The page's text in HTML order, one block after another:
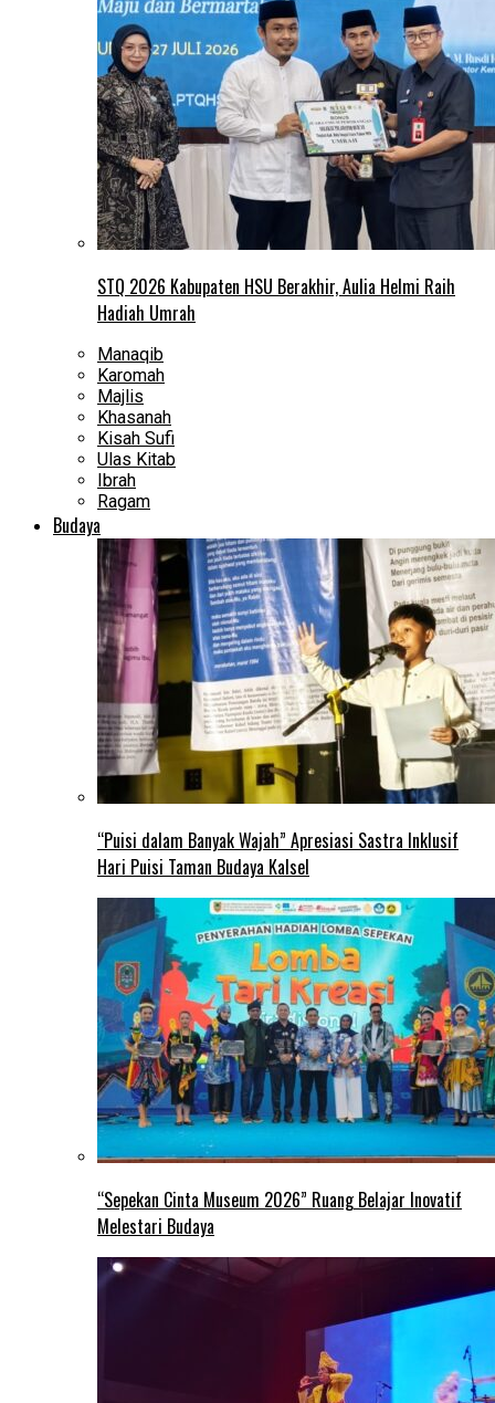
STQ 2026 Kabupaten HSU Berakhir, Aulia Helmi Raih
Hadiah Umrah
Manaqib
Karomah
Majlis
Khasanah
Kisah Sufi
Ulas Kitab
Ibrah
Ragam
Budaya
“Puisi dalam Banyak Wajah” Apresiasi Sastra Inklusif
Hari Puisi Taman Budaya Kalsel
“Sepekan Cinta Museum 2026” Ruang Belajar Inovatif
Melestari Budaya